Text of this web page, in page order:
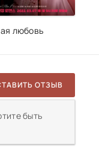
любовь
ОТЗЫВ
быть